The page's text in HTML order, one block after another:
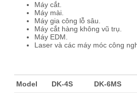
Máy cắt.
Máy mài.
Máy gia công lỗ sâu.
Máy cắt hàng không vũ trụ.
Máy EDM.
Laser và các máy móc công
Model DK-4S DK-6MS